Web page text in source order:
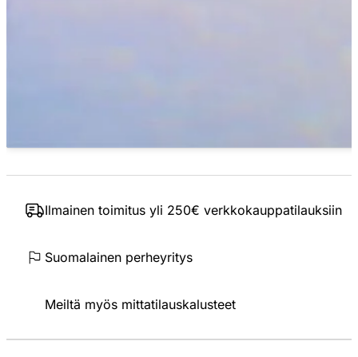
Ilmainen toimitus yli 250€ verkkokauppatilauksiin
Suomalainen perheyritys
Meiltä myös mittatilauskalusteet